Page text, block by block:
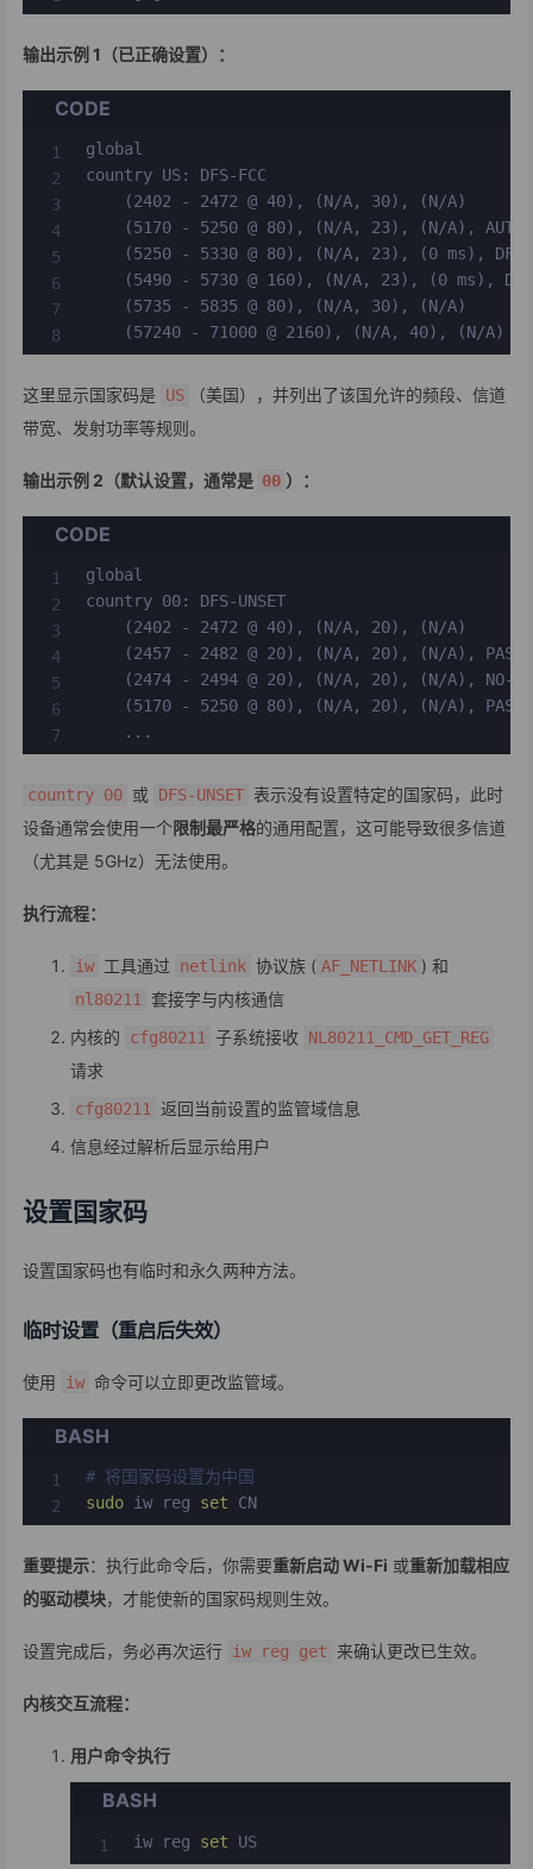
输出示例 1（已正确设置）：
CODE
global
country US: DFS-FCC
    (2402 - 2472 @ 40), (N/A, 30), (N/A)
(5170 - 5250 @ 80), (N/A, 23), (N/A),
(5250 - 5330 @ 80), (N/A, 23), (0 ms),
    (5490 - 5730 @ 160), (N/A, 23), (0 ms), DFS
    (5735 - 5835 @ 80), (N/A, 30), (N/A)
    (57240 - 71000 @ 2160), (N/A, 40), (N/A)
这里显示国家码是 US
（美国），并列出了该国允许的频段、信道
带宽、发射功率等规则。
输出示例 2（默认设置，通常是 00 ）：
CODE
global
country 00: DFS-UNSET
    (2402 - 2472 @ 40), (N/A, 20), (N/A)
(2457 - 2482 @ 20), (N/A, 20), (N/A),
(2474 - 2494 @ 20), (N/A, 20), (N/A), NO-
(5170 - 5250 @ 80), (N/A, 20), (N/A),
    ...
country 00 或 DFS-UNSET 表示没有设置特定的国家码，此时
设备通常会使用一个限制最严格的通用配置，这可能导致很多信道
（尤其是 5GHz）无法使用。
执行流程：
iw 工具通过 netlink 协议族 ( AF_NETLINK ) 和
nl80211 套接字与内核通信
内核的
cfg80211 子系统接收 NL80211_CMD_GET_REG
请求
cfg80211 返回当前设置的监管域信息
信息经过解析后显示给用户
设置国家码
设置国家码也有临时和永久两种方法。
临时设置（重启后失效）
使用 iw 命令可以立即更改监管域。
BASH
# 将国家码设置为中国
sudo iw reg set CN
重要提示：执行此命令后，你需要重新启动 Wi-Fi 或重新加载相应
的驱动模块，才能使新的国家码规则生效。
设置完成后，务必再次运行 iw reg get 来确认更改已生效。
内核交互流程：
用户命令执行
BASH
iw reg set US